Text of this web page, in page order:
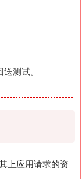
测试。
上应用请求的资